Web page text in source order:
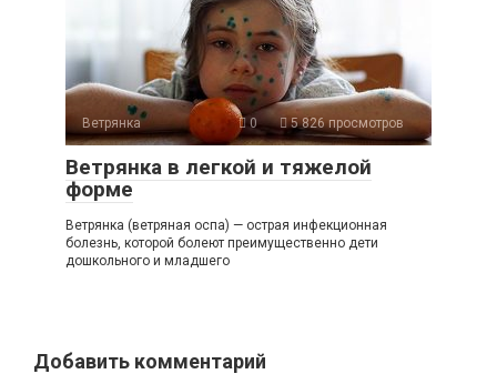
Ветрянка 0 5 826 просмотров
Ветрянка в легкой и тяжелой
форме
Ветрянка (ветряная оспа) — острая инфекционная
болезнь, которой болеют преимущественно дети
дошкольного и младшего
Добавить комментарий